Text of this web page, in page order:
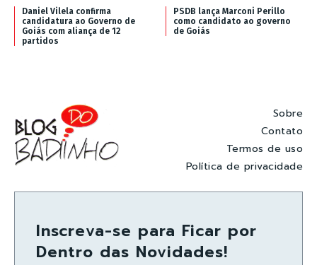
Daniel Vilela confirma
candidatura ao Governo de
Goiás com aliança de 12
partidos
PSDB lança Marconi Perillo
como candidato ao governo
de Goiás
Sobre
Contato
Termos de uso
Política de privacidade
Inscreva-se para Ficar por
Dentro das Novidades!